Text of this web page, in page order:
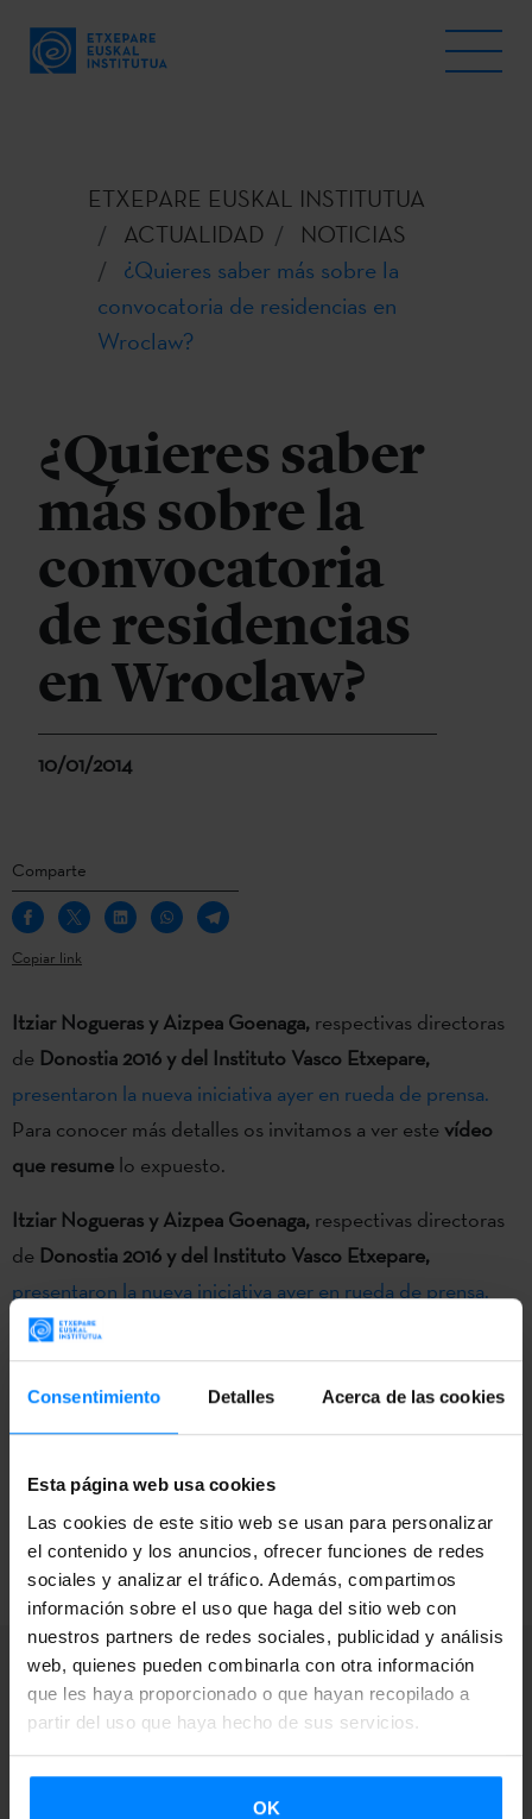
Consentimiento Detalles Acerca de las cookies
Esta página web usa cookies
Las cookies de este sitio web se usan para personalizar
el contenido y los anuncios, ofrecer funciones de redes
sociales y analizar el tráfico. Además, compartimos
información sobre el uso que haga del sitio web con
nuestros partners de redes sociales, publicidad y análisis
web, quienes pueden combinarla con otra información
que les haya proporcionado o que hayan recopilado a
partir del uso que haya hecho de sus servicios.
OK
ETXEPARE EUSKAL INSTITUTUA
ACTUALIDAD
NOTICIAS
¿Quieres saber más sobre la
convocatoria de residencias en
Wroclaw?
¿Quieres saber
más sobre la
convocatoria
de residencias
en Wroclaw?
10/01/2014
Comparte
Copiar link
Itziar Nogueras y Aizpea Goenaga, respectivas directoras
de Donostia 2016 y del Instituto Vasco Etxepare,
presentaron la nueva iniciativa ayer en rueda de prensa.
Para conocer más detalles os invitamos a ver estevídeo
que resume lo expuesto.
Itziar Nogueras y Aizpea Goenaga, respectivas directoras
de Donostia 2016 y del Instituto Vasco Etxepare,
presentaron la nueva iniciativa ayer en rueda de prensa.
Para conocer más detalles os invitamos a ver este
que resumelo expuesto. Si deseáisacceder a toda la
documentaciónsobre el proyecto debéis visitar nuestra
sección de“Convocatorias”.
VOLVER
Suscríbete a nuestra